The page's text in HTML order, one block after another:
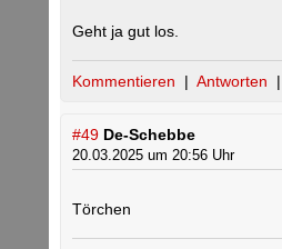
Geht ja gut los.
Kommentieren | Antworten |
#49 De-Schebbe
20.03.2025 um 20:56 Uhr
Törchen